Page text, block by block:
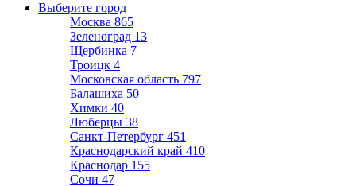
Выберите город
Москва 865
Зеленоград 13
Щербинка 7
Троицк 4
Московская область 797
Балашиха 50
Химки 40
Люберцы 38
Санкт-Петербург 451
Краснодарский край 410
Краснодар 155
Сочи 47